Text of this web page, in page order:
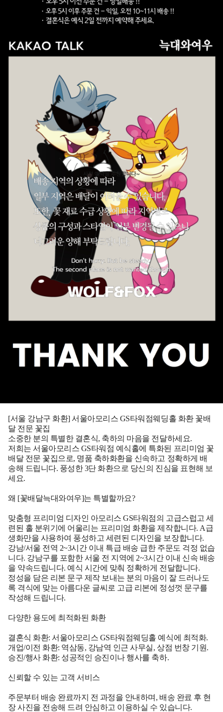
[서울 강남구 화환] 서울아모리스 GS타워점웨딩홀 화환 꽃배
달 전문 꽃집
소중한 분의 특별한 결혼식, 축하의 마음을 전달하세요.
저희는 서울아모리스 GS타워점 예식홀에 특화된 프리미엄 꽃
배달 전문 꽃집으로, 명품 축하화환을 신속하고 정확하게 배
송해 드립니다. 풍성한 3단 화환으로 당신의 진심을 표현해 보
세요.
왜 [꽃배달늑대와여우]는 특별할까요?
맞춤형 프리미엄 디자인 아모리스 GS타워점의 고급스럽고 세
련된 홀 분위기에 어울리는 프리미엄 화환을 제작합니다. A급
생화만을 사용하여 풍성하고 세련된 디자인을 보장합니다.
강남/서울 전역 2~3시간 이내 특급 배송 급한 주문도 걱정 없습
니다. 강남구를 포함한 서울 전 지역에 2~3시간 이내 신속 배송
을 약속드립니다. 예식 시간에 맞춰 정확하게 전달합니다.
정성을 담은 리본 문구 제작 보내는 분의 마음이 잘 드러나도
록 격식에 맞는 아름다운 글씨로 고급 리본에 정성껏 문구를
작성해 드립니다.
다양한 용도에 최적화된 화환
결혼식 화환: 서울아모리스 GS타워점웨딩홀 예식에 최적화.
개업/이전 화환: 역삼동, 강남역 인근 사무실, 상점 번창 기원.
승진/행사 화환: 성공적인 승진이나 행사를 축하.
신뢰할 수 있는 고객 서비스
주문부터 배송 완료까지 전 과정을 안내하며, 배송 완료 후 현
장 사진을 전송해 드려 안심하고 이용하실 수 있습니다.